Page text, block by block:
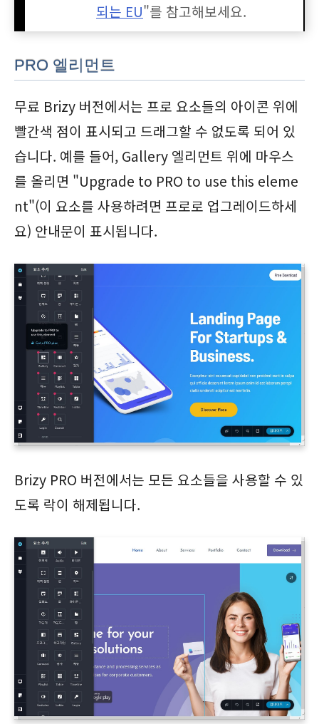
되는 EU"를 참고해보세요.
PRO 엘리먼트
무료 Brizy 버전에서는 프로 요소들의 아이콘 위에
빨간색 점이 표시되고 드래그할 수 없도록 되어 있
습니다. 예를 들어, Gallery 엘리먼트 위에 마우스
를 올리면 "Upgrade to PRO to use this eleme
nt"(이 요소를 사용하려면 프로로 업그레이드하세
요) 안내문이 표시됩니다.
Brizy PRO 버전에서는 모든 요소들을 사용할 수 있
도록 락이 해제됩니다.